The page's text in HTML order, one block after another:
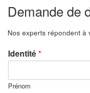
Demande de
Nos experts répondent à
Identité*
Prénom